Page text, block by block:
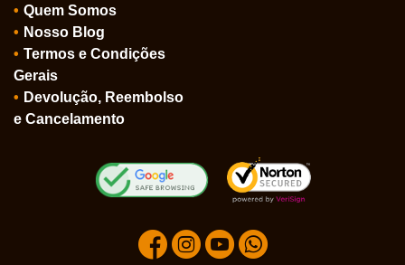
Quem Somos
Nosso Blog
Termos e Condições
Gerais
Devolução, Reembolso
e Cancelamento